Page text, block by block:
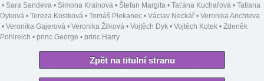
• Sara Sandeva • Simona Krainová • Štefan Margita • Taťána Kuchařová • Tatiana
Dyková • Tereza Kostková • Tomáš Plekanec • Václav Neckář • Veronika Arichteva
• Veronika Gajerová • Veronika Žilková • Vojtěch Dyk • Vojtěch Kotek • Zdeněk
Pohlreich • princ George • princ Harry
Zpět na titulní stranu